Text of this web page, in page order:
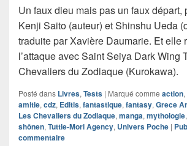
Un faux dieu mais pas un faux départ,
Kenji Saito (auteur) et Shinshu Ueda
traduite par Xavière Daumarie. Et elle
l’attaque avec Saint Seiya Dark Wing
Chevaliers du Zodiaque (Kurokawa).
Posté dans Livres, Tests | Marqué comme action,
amitie, cdz, Editis, fantastique, fantasy, Grece
Les Chevaliers du Zodiaque, manga, mythologie,
shônen, Tuttle-Mori Agency, Univers Poche |
commentaire